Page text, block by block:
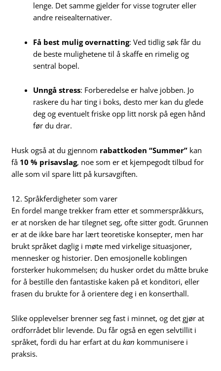
lenge. Det samme gjelder for visse togruter eller
andre reisealternativer.
Få best mulig overnatting: Ved tidlig søk får du
de beste mulighetene til å skaffe en rimelig og
sentral bopel.
Unngå stress: Forberedelse er halve jobben. Jo
raskere du har ting i boks, desto mer kan du glede
deg og eventuelt friske opp litt norsk på egen hånd
før du drar.
Husk også at du gjennom rabattkoden “Summer” kan
få 10 % prisavslag, noe som er et kjempegodt tilbud for
alle som vil spare litt på kursavgiften.
12. Språkferdigheter som varer
En fordel mange trekker fram etter et sommerspråkkurs,
er at norsken de har tilegnet seg, ofte sitter godt. Grunnen
er at de ikke bare har lært teoretiske konsepter, men har
brukt språket daglig i møte med virkelige situasjoner,
mennesker og historier. Den emosjonelle koblingen
forsterker hukommelsen; du husker ordet du måtte bruke
for å bestille den fantastiske kaken på et konditori, eller
frasen du brukte for å orientere deg i en konserthall.
Slike opplevelser brenner seg fast i minnet, og det gjør at
ordforrådet blir levende. Du får også en egen selvtillit i
språket, fordi du har erfart at dukan kommunisere i
praksis.